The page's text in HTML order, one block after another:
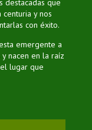
destacadas que
y nos
con éxito.
emergente a
nacen en la raíz
lugar que